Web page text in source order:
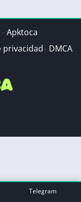
Apktoca
privacidad DMCA
Telegram